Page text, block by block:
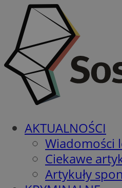
AKTUALNOŚCI
Wiadomości
Ciekawe
Artykuły